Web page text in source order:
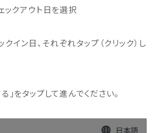
ックアウト日を選択
クイン日、それぞれタップ（クリック）し
」をタップして進んでください。